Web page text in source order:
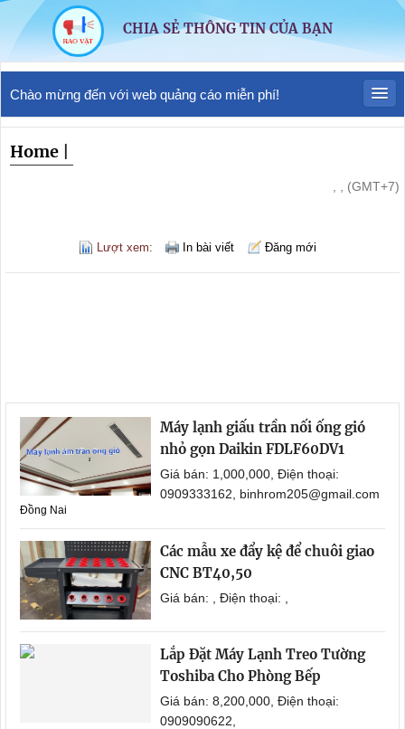
CHIA SẺ THÔNG TIN CỦA BẠN
Chào mừng đến với web quảng cáo miễn phí!
Home
, , (GMT+7)
Lượt xem: In bài viết Đăng mới
Máy lạnh giấu trần nối ống gió
nhỏ gọn Daikin FDLF60DV1
Giá bán: 1,000,000, Điện thoại:
0909333162, binhrom205@gmail.com
Đồng Nai
Các mẫu xe đẩy kệ để chuôi giao
CNC BT40,50
Giá bán: , Điện thoại: ,
Lắp Đặt Máy Lạnh Treo Tường
Toshiba Cho Phòng Bếp
Giá bán: 8,200,000, Điện thoại:
0909090622,